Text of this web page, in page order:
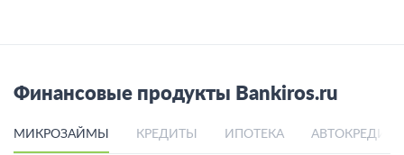
Финансовые продукты Bankiros.ru
МИКРОЗАЙМЫ КРЕДИТЫ ИПОТЕКА